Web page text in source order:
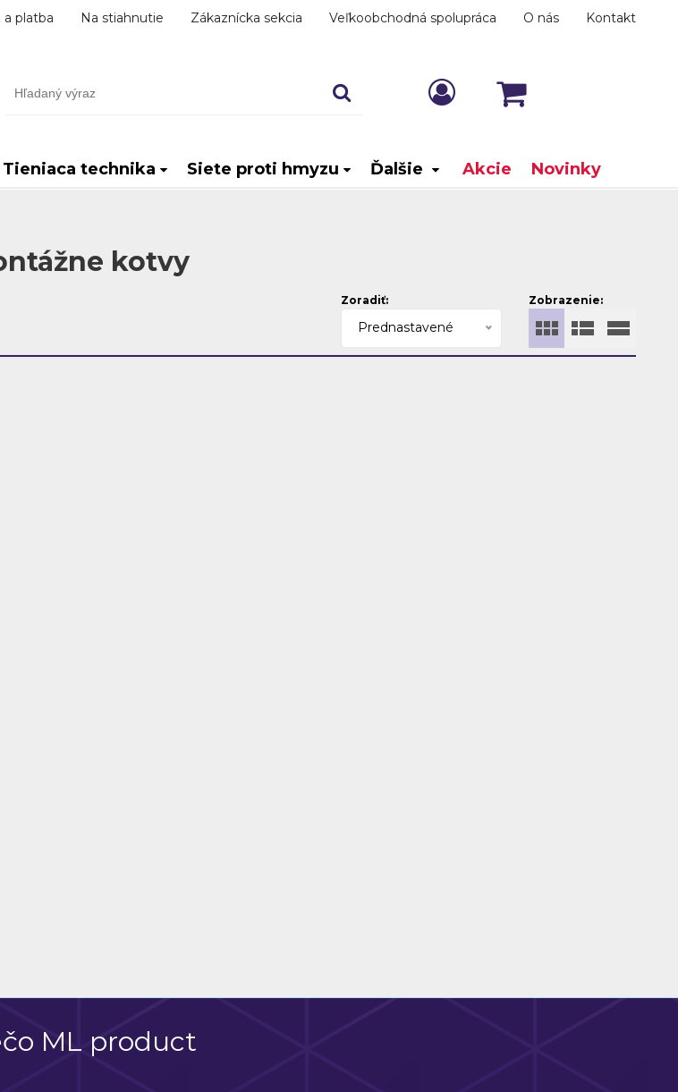
a platba Na stiahnutie Zákaznícka sekcia Veľkoobchodná spolupráca O nás Kontakt
Tieniaca technika Siete proti hmyzu Ďalšie Akcie Novinky
kotvy
Zobrazenie:
Zoradiť:
Prednastavené
ML product